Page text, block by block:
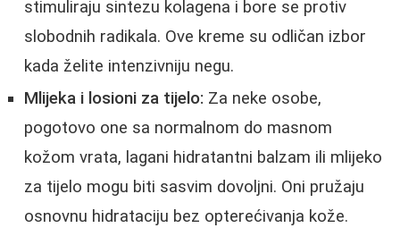
stimuliraju sintezu kolagena i bore se protiv
slobodnih radikala. Ove kreme su odličan izbor
kada želite intenzivniju negu.
Mlijeka i losioni za tijelo: Za neke osobe,
pogotovo one sa normalnom do masnom
kožom vrata, lagani hidratantni balzam ili mlijeko
za tijelo mogu biti sasvim dovoljni. Oni pružaju
osnovnu hidrataciju bez opterećivanja kože.